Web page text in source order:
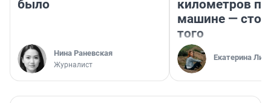
было
Нина Раневская
Журналист
километров по
машине —
того
Екатерина